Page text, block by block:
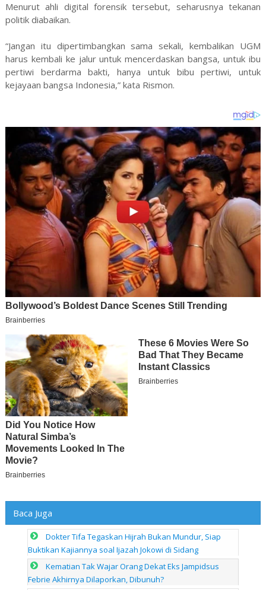
Menurut ahli digital forensik tersebut, seharusnya tekanan
politik diabaikan.
“Jangan itu dipertimbangkan sama sekali, kembalikan UGM
harus kembali ke jalur untuk mencerdaskan bangsa, untuk ibu
pertiwi berdarma bakti, hanya untuk bibu pertiwi, untuk
kejayaan bangsa Indonesia,” kata Rismon.
Baca Juga
Dokter Tifa Tegaskan Hijrah Bukan Mundur, Siap
Buktikan Kajiannya soal Ijazah Jokowi di Sidang
Kematian Tak Wajar Orang Dekat Eks Jampidsus
Febrie Akhirnya Dilaporkan, Dibunuh?